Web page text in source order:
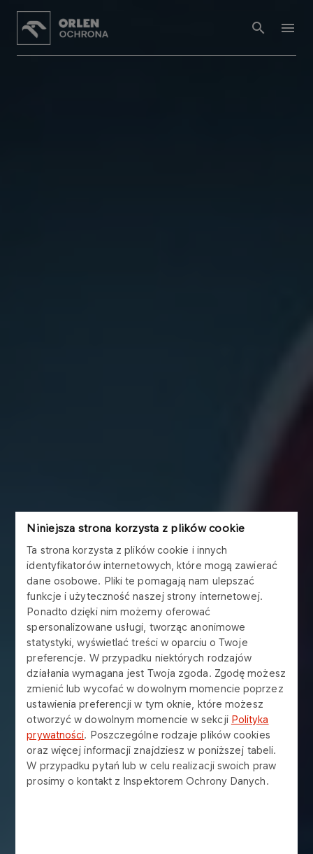
Niniejsza strona korzysta z plików cookie
Ta strona korzysta z plików cookie i innych
identyfikatorów internetowych, które mogą zawierać
dane osobowe. Pliki te pomagają nam ulepszać
funkcje i użyteczność naszej strony internetowej.
Ponadto dzięki nim możemy oferować
spersonalizowane usługi, tworząc anonimowe
statystyki, wyświetlać treści w oparciu o Twoje
preferencje. W przypadku niektórych rodzajów
działania wymagana jest Twoja zgoda. Zgodę możesz
zmienić lub wycofać w dowolnym momencie poprzez
ustawienia preferencji w tym oknie, które możesz
otworzyć w dowolnym momencie w sekcji Polityka
prywatności. Poszczególne rodzaje plików cookies
oraz więcej informacji znajdziesz w poniższej tabeli.
W przypadku pytań lub w celu realizacji swoich praw
prosimy o kontakt z Inspektorem Ochrony Danych.